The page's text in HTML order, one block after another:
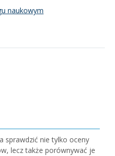
naukowym
sprawdzić nie tylko oceny
lecz także porównywać je